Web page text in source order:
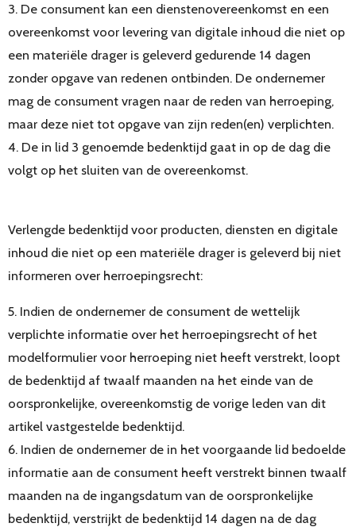
3. De consument kan een dienstenovereenkomst en een
overeenkomst voor levering van digitale inhoud die niet op
een materiële drager is geleverd gedurende 14 dagen
zonder opgave van redenen ontbinden. De ondernemer
mag de consument vragen naar de reden van herroeping,
maar deze niet tot opgave van zijn reden(en) verplichten.
4. De in lid 3 genoemde bedenktijd gaat in op de dag die
volgt op het sluiten van de overeenkomst.
Verlengde bedenktijd voor producten, diensten en digitale
inhoud die niet op een materiële drager is geleverd bij niet
informeren over herroepingsrecht:
5. Indien de ondernemer de consument de wettelijk
verplichte informatie over het herroepingsrecht of het
modelformulier voor herroeping niet heeft verstrekt, loopt
de bedenktijd af twaalf maanden na het einde van de
oorspronkelijke, overeenkomstig de vorige leden van dit
artikel vastgestelde bedenktijd.
6. Indien de ondernemer de in het voorgaande lid bedoelde
informatie aan de consument heeft verstrekt binnen twaalf
maanden na de ingangsdatum van de oorspronkelijke
bedenktijd, verstrijkt de bedenktijd 14 dagen na de dag